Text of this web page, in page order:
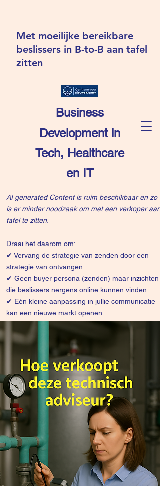
Business
Development in
Tech, Healthcare
en IT
Met moeilijke bereikbare
beslissers in B-to-B aan tafel
zitten
AI generated Content is ruim beschikbaar en zo
is er minder noodzaak om met een verkoper aan
tafel te zitten.
Draai het daarom om:
✔ Vervang de strategie van zenden door een
strategie van ontvangen
✔ Geen buyer persona (zenden) maar inzichten
die beslissers nergens online kunnen vinden
✔ Eén kleine aanpassing in jullie communicatie
kan een nieuwe markt openen